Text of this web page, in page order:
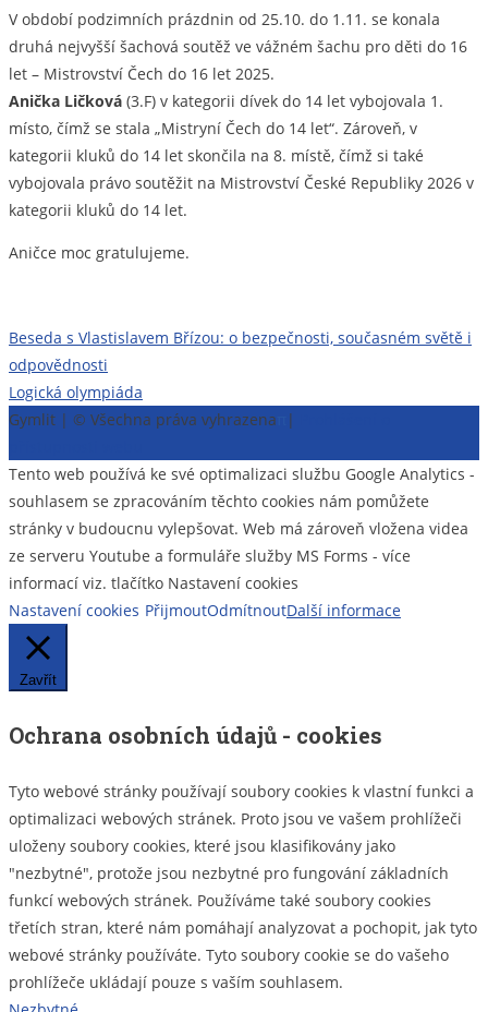
V období podzimních prázdnin od 25.10. do 1.11. se konala
druhá nejvyšší šachová soutěž ve vážném šachu pro děti do 16
let – Mistrovství Čech do 16 let 2025.
Anička Ličková (3.F) v kategorii dívek do 14 let vybojovala 1.
místo, čímž se stala „Mistryní Čech do 14 let“. Zároveň, v
kategorii kluků do 14 let skončila na 8. místě, čímž si také
vybojovala právo soutěžit na Mistrovství České Republiky 2026 v
kategorii kluků do 14 let.
Aničce moc gratulujeme.
Navigace
pro
příspěvek
Beseda s Vlastislavem Břízou: o bezpečnosti, současném světě i
odpovědnosti
Logická olympiáda
Gymlit | © Všechna práva vyhrazena
|
Tento web používá ke své optimalizaci službu Google Analytics -
souhlasem se zpracováním těchto cookies nám pomůžete
stránky v budoucnu vylepšovat. Web má zároveň vložena videa
ze serveru Youtube a formuláře služby MS Forms - více
informací viz. tlačítko Nastavení cookies
Nastavení cookies PřijmoutOdmítnoutDalší informace
Zavřít
Ochrana osobních údajů - cookies
Tyto webové stránky používají soubory cookies k vlastní funkci a
optimalizaci webových stránek. Proto jsou ve vašem prohlížeči
uloženy soubory cookies, které jsou klasifikovány jako
"nezbytné", protože jsou nezbytné pro fungování základních
funkcí webových stránek. Používáme také soubory cookies
třetích stran, které nám pomáhají analyzovat a pochopit, jak tyto
webové stránky používáte. Tyto soubory cookie se do vašeho
prohlížeče ukládají pouze s vaším souhlasem.